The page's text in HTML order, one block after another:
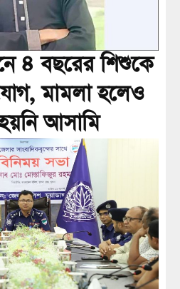
৪ বছরের শিশুকে
মামলা হলেও
হয়নি আসামি